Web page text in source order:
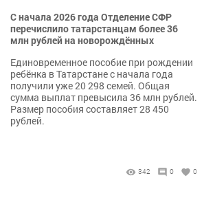
С начала 2026 года Отделение СФР
перечислило татарстанцам более 36
млн рублей на новорождённых
Единовременное пособие при рождении
ребёнка в Татарстане с начала года
получили уже 20 298 семей. Общая
сумма выплат превысила 36 млн рублей.
Размер пособия составляет 28 450
рублей.
342 0 0